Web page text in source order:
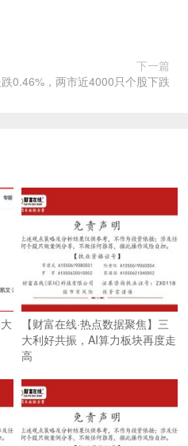
下一篇
0.46%，两市近4000只个股下跌
【财富在线·热点数据聚焦】三
大利好共振，AI算力板块再度走
高